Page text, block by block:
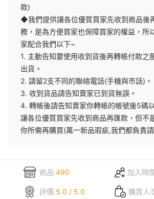
款)
◆我們提供讓各位優質買家先收到商品後
務，是為方便買家也保障買家的權益，所
家配合我們以下~
1. 主動告知要使用收到貨後再轉帳付款之
出貨。
2. 請留2支不同的聯絡電話(手機與市話)。
3. 收到貨品請告知賣家已到貨無誤。
4. 轉帳後請告知賣家你轉帳的帳號後5碼
讓各位優質買家先收到商品再匯款，但不
你所需再購買(萬一新品瑕疵,我們都負責
商品:490 加入時
評價:5.0 / 5.0 購買人